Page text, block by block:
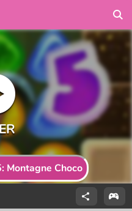
Montagne Choco